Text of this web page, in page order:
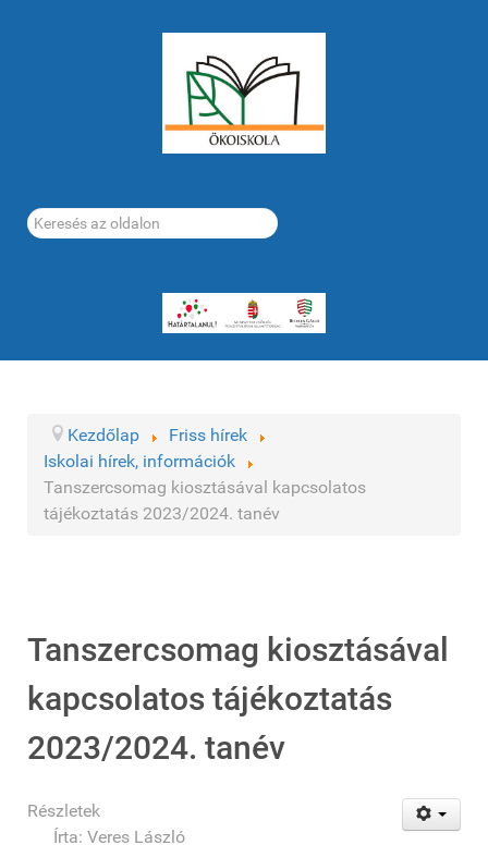
Keresés...
Kezdőlap
Friss hírek
Iskolai hírek, információk
Tanszercsomag kiosztásával kapcsolatos
tájékoztatás 2023/2024. tanév
Tanszercsomag kiosztásával
kapcsolatos tájékoztatás
2023/2024. tanév
Részletek
Írta: Veres László